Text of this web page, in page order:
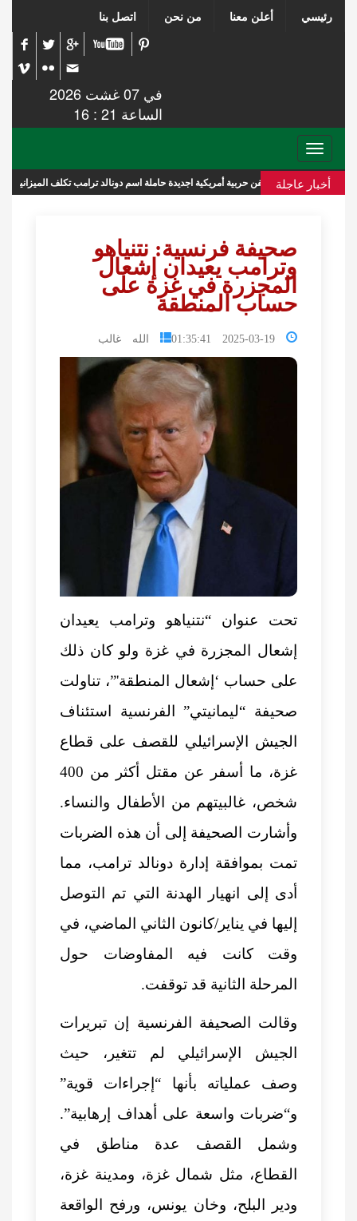
رئيسي أعلن معنا من نحن اتصل بنا
في 07 غشت 2026
الساعة 21 : 16
Toggle
navigation
أخبار عاجلة
سفن حربية أمريكية اجديدة حاملة اسم دونالد ترامب تكلف الميزانية 275 مليار دولار
صحيفة فرنسية: نتنياهو
وترامب يعيدان إشعال
المجزرة في غزة على
حساب المنطقة
2025-03-19 01:35:41 الله غالب
تحت عنوان “نتنياهو وترامب يعيدان
إشعال المجزرة في غزة ولو كان ذلك
على حساب ‘إشعال المنطقة'”، تناولت
صحيفة “ليمانيتي” الفرنسية
استئناف
الجيش الإسرائيلي للقصف على قطاع
غزة
، ما أسفر عن مقتل أكثر من 400
شخص، غالبيتهم من الأطفال والنساء.
وأشارت الصحيفة إلى أن هذه الضربات
تمت بموافقة إدارة دونالد ترامب، مما
أدى إلى انهيار الهدنة التي تم التوصل
إليها في يناير/كانون الثاني الماضي، في
وقت كانت فيه المفاوضات حول
المرحلة الثانية قد توقفت.
وقالت الصحيفة الفرنسية إن تبريرات
الجيش الإسرائيلي لم تتغير، حيث
وصف عملياته بأنها “إجراءات قوية”
و“ضربات واسعة على أهداف إرهابية”.
وشمل القصف عدة مناطق في
القطاع، مثل شمال غزة، ومدينة غزة،
ودير البلح، وخان يونس، ورفح الواقعة